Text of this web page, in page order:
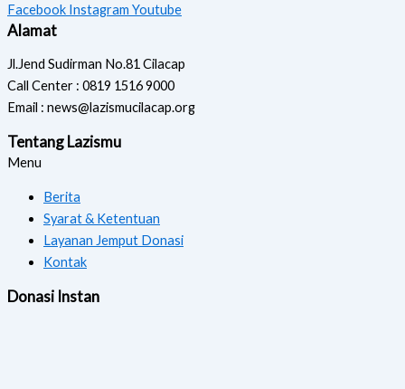
Facebook Instagram Youtube
Alamat
Jl.Jend Sudirman No.81 Cilacap
Call Center : 0819 1516 9000
Email : news@lazismucilacap.org
Tentang Lazismu
Menu
Berita
Syarat & Ketentuan
Layanan Jemput Donasi
Kontak
Donasi Instan